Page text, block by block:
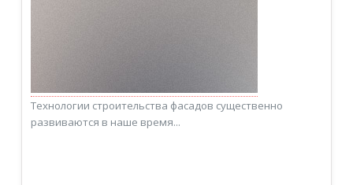
Технологии строительства фасадов существенно
развиваются в наше время...